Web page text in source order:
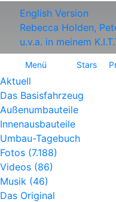
English Version
Rebecca Holden,
u.v.a. in meinem
Menü Stars
Aktuell
Das Basisfahrzeug
Außenumbauteile
Innenausbauteile
Umbau-Tagebuch
Fotos (7.188)
Videos (86)
Musik (46)
Das Original